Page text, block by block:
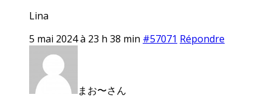
Lina
5 mai 2024 à 23 h 38 min #57071 Répondre
まお〜さん